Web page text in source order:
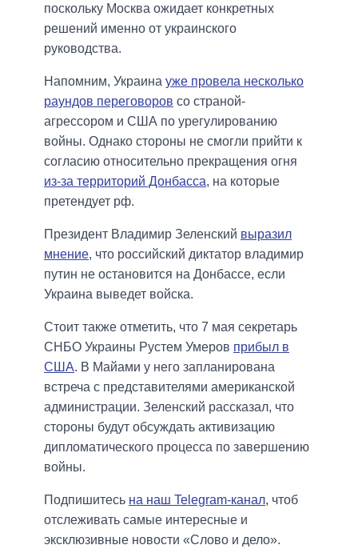
поскольку Москва ожидает конкретных
решений именно от украинского
руководства.
Напомним, Украина уже провела несколько
раундов переговоров со страной-
агрессором и США по урегулированию
войны. Однако стороны не смогли прийти к
согласию относительно прекращения огня
из-за территорий Донбасса, на которые
претендует рф.
Президент Владимир Зеленский выразил
мнение, что российский диктатор владимир
путин не остановится на Донбассе, если
Украина выведет войска.
Стоит также отметить, что 7 мая секретарь
СНБО Украины Рустем Умеров прибыл в
США. В Майами у него запланирована
встреча с представителями американской
администрации. Зеленский рассказал, что
стороны будут обсуждать активизацию
дипломатического процесса по завершению
войны.
Подпишитесь на наш Telegram-канал, чтоб
отслеживать самые интересные и
эксклюзивные новости «Слово и дело».